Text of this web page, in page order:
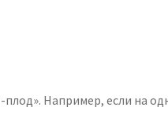
Например, если на